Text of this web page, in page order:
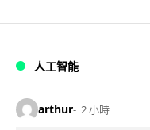
人工智能
arthur 2 小時